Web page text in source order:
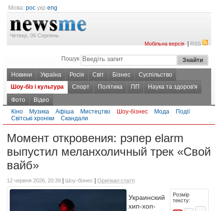
Мова: рос укр eng
Четвер, 06 Серпень
Мобільна версія|RSS
Пошук
Новини Україна Росія Світ Бізнес
Суспільство
Шоу-біз і культура
Спорт Політика ПП
Наука та здоров'я
Фото
Відео
Кіно
Музика Афіша Мистецтво Шоу-бізнес Мода
Події
Світські хроніки
Скандали
Момент откровения: рэпер elarm
выпустил меланхоличный трек «Свой
вайб»
12 червня 2026, 20:39 Шоу-бізнес Оригінал статті
Розмір
тексту:
Украинский
хип-хоп-